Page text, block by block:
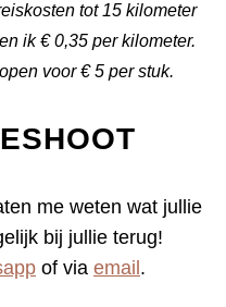
tot 15 kilometer
ik € 0,35 per kilometer.
voor € 5 per stuk.
me weten wat jullie
bij jullie terug!
of via email .